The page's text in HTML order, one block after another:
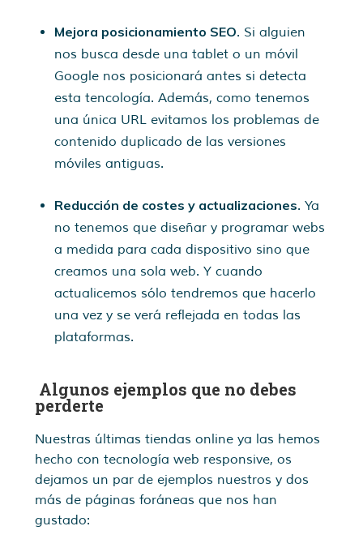
Mejora posicionamiento SEO. Si alguien
nos busca desde una tablet o un móvil
Google nos posicionará antes si detecta
esta tencología. Además, como tenemos
una única URL evitamos los problemas de
contenido duplicado de las versiones
móviles antiguas.
Reducción de costes y actualizaciones. Ya
no tenemos que diseñar y programar webs
a medida para cada dispositivo sino que
creamos una sola web. Y cuando
actualicemos sólo tendremos que hacerlo
una vez y se verá reflejada en todas las
plataformas.
Algunos ejemplos que no debes
perderte
Nuestras últimas tiendas online ya las hemos
hecho con tecnología web responsive, os
dejamos un par de ejemplos nuestros y dos
más de páginas foráneas que nos han
gustado: